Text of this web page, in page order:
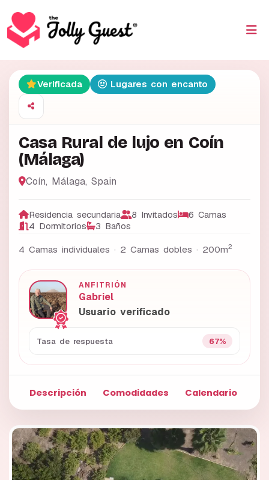
Verificada Lugares con encanto
Casa Rural de lujo en Coín
(Málaga)
Coín, Málaga, Spain
Residencia secundaria 8 Invitados
6 Camas
4 Dormitorios
3 Baños
4 Camas individuales · 2 Camas dobles · 200m2
ANFITRIÓN
Gabriel
Usuario verificado
Tasa de respuesta 67%
Descripción Comodidades Calendario